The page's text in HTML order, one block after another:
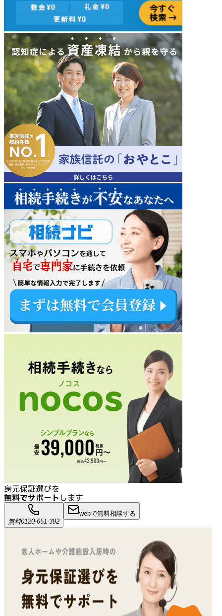
身元保証選びを
無料でサポート します
無料0120-651-392
webで無料相談する